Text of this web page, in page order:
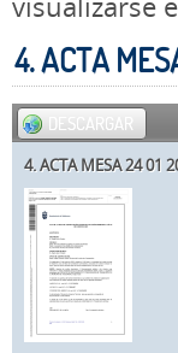
4. ACTA
DESCARGAR
4. ACTA MESA 24 01